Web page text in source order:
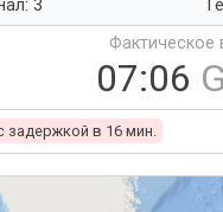
3
Фактическое
07:06
задержкой в 16 мин.